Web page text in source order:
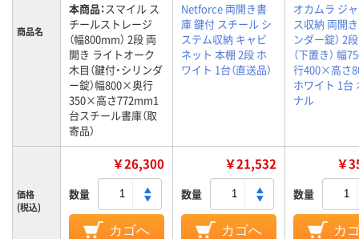
商品名
本商品：スマイル ス
チールストレージ
（幅800mm） 2段 両
開き ライトオーク
木目（鍵付・シリンダ
ー錠）幅800×奥行
350×高さ772mm1
台スチール書庫（取
寄品）
Netforce 両開き書
庫 鍵付 スチール シ
ステム収納 キャビ
ネット 本棚 2段 ホ
ワイト 1台（直送品）
オカムラ ジ
ス収納 両開き
ンダー錠） 2
（下置き） 幅
行400×高さ
ホワイト 1台
ナル
価格
(税込)
￥26,300
数量
カゴへ
￥21,532
数量
カゴへ
￥
数量
カ